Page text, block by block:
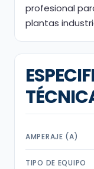
profesional
plantas
AMPERAJE (A)
TIPO DE EQUIPO